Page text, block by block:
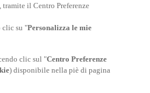
everyday
il Centro Preferenze
clic su "Personalizza le mie
clic sul "Centro Preferenze
) disponibile nella piè di pagina